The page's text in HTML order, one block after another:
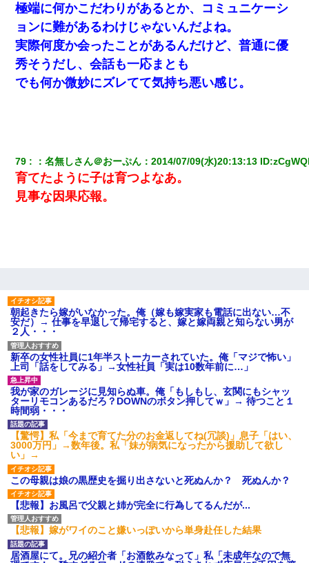
極端に何かこだわりがあるとか、コミュニケーシ
ョンに難があるわけじゃないんだよね。
実際何度か会ったことがあるんだけど、普通に優
秀そうだし、会話も一応まとも
でも何か微妙にズレてて気持ち悪い感じ。
79 ：名無しさん＠おーぷん ：2014/07/09(水)20:13:13 ID:
育てたように子は育つよなあ。
見事な因果応報。
朝起きたら嫁がいなかった。俺（嫁も嫁実家も電話に出ない…不
安だ）→ 仕事を早退して帰宅すると、嫁と嫁両親と知らない男が
２人・・・
新卒の女性社員に1年半ストーカーされていた。俺「マジで怖い」
上司「話をしてみる」→女性社員「実は10数年前に…」
我が家のガレージに見知らぬ車。俺「もしもし、玄関にもシャッ
ターリモコンあるだろ？DOWNのボタン押してｗ」→ 待つこと１
時間弱・・・
【驚愕】私「今まで育てた分のお金返してね(冗談)」息子「はい、
3000万円」→数年後。私「妹が病気になったから援助して欲し
い」→
この母親は娘の黒歴史を掘り出さないと死ぬんか？ 死ぬんか？
【悲報】お風呂で父親と姉が完全に行為してるんだが...
【悲報】嫁がワイのこと嫌いっぽいから単身赴任した結果
居酒屋にて。兄の紹介者「お酒飲みなって」私「未成年なので無